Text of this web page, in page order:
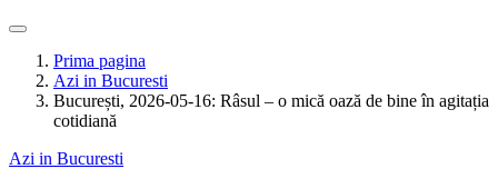
Prima pagina
Azi in Bucuresti
București, 2026-05-16: Râsul – o mică oază de bine în agitația
cotidiană
Azi in Bucuresti